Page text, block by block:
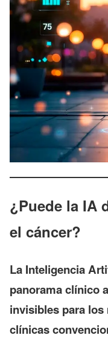
¿Puede la IA
el cáncer?
La Inteligencia
panorama clínico
invisibles para
clínicas